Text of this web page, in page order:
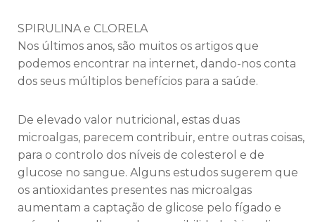
SPIRULINA e CLORELA
Nos últimos anos, são muitos os artigos que
podemos encontrar na internet, dando-nos conta
dos seus múltiplos benefícios para a saúde.
De elevado valor nutricional, estas duas
microalgas, parecem contribuir, entre outras coisas,
para o controlo dos níveis de colesterol e de
glucose no sangue. Alguns estudos sugerem que
os antioxidantes presentes nas microalgas
aumentam a captação de glicose pelo fígado e